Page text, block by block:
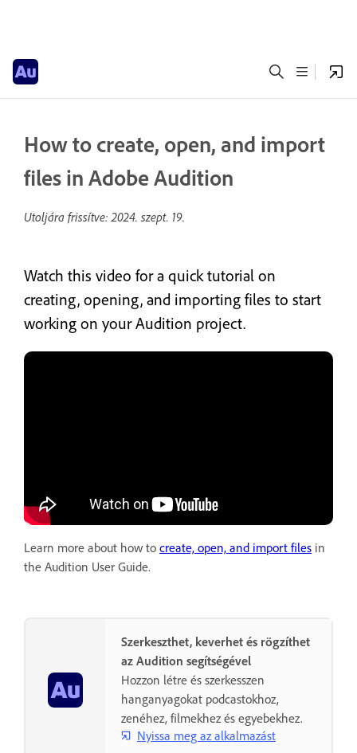
How to create, open, and import
files in Adobe Audition
Utoljára frissítve:2024. szept. 19.
Watch this video for a quick tutorial on
creating, opening, and importing files to start
working on your Audition project.
Learn more about how to create, open, and import files in
the Audition User Guide.
Szerkeszthet, keverhet és rögzíthet
az Audition segítségével
Hozzon létre és szerkesszen
hanganyagokat podcastokhoz,
zenéhez, filmekhez és egyebekhez.
Nyissa meg az alkalmazást